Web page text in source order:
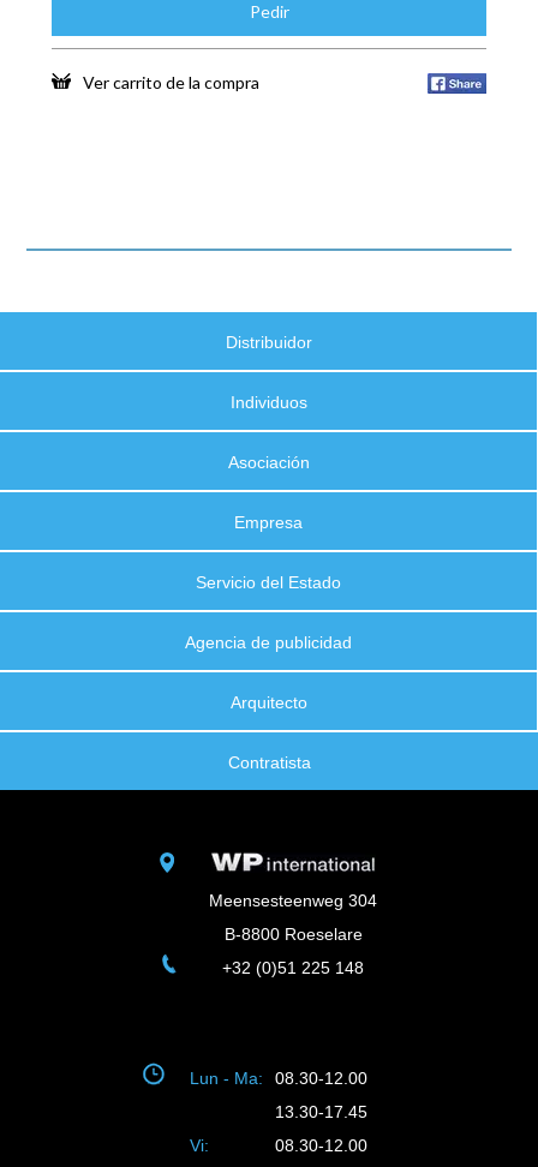
Pedir
Ver carrito de la compra
Distribuidor
Individuos
Asociación
Empresa
Servicio del Estado
Agencia de publicidad
Arquitecto
Contratista
Meensesteenweg 304
B-8800 Roeselare
+32 (0)51 225 148
Lun - Ma:
08.30-12.00
13.30-17.45
Vi:
08.30-12.00